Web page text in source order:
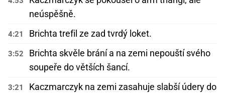
neúspěšně.
4:21 Brichta trefil ze zad tvrdý loket.
3:52
Brichta skvěle brání a na zemi nepouští svého
soupeře do větších šancí.
3:21
Kaczmarczyk na zemi zasahuje slabší údery do